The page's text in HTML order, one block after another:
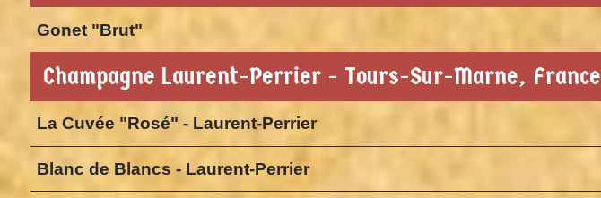
Gonet "Brut"
Champagne Laurent-Perrier - Tours-Sur-Marne, France
La Cuvée "Rosé" - Laurent-Perrier
Blanc de Blancs - Laurent-Perrier